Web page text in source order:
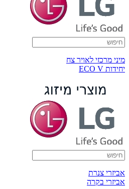
מיני מרכזי לאויר צח
יחידות ECO V
אביזרי צנרת
אביזרי בקרה